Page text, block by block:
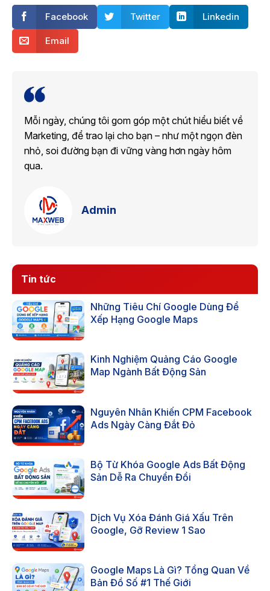
Facebook Twitter Linkedin
Email
Mỗi ngày, chúng tôi gom góp một chút hiểu biết về
Marketing, để trao lại cho bạn – như một ngọn đèn
nhỏ, soi đường bạn đi vững vàng hơn ngày hôm
qua.
Admin
Tin tức
Những Tiêu Chí Google Dùng Để
Xếp Hạng Google Maps
Kinh Nghiệm Quảng Cáo Google
Map Ngành Bất Động Sản
Nguyên Nhân Khiến CPM Facebook
Ads Ngày Càng Đắt Đỏ
Bộ Từ Khóa Google Ads Bất Động
Sản Dễ Ra Chuyển Đổi
Dịch Vụ Xóa Đánh Giá Xấu Trên
Google, Gỡ Review 1 Sao
Google Maps Là Gì? Tổng Quan Về
Bản Đồ Số #1 Thế Giới